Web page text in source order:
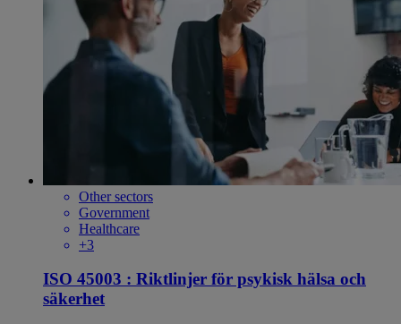
Other sectors
Government
Healthcare
+3
ISO 45003 : Riktlinjer för psykisk hälsa och
säkerhet